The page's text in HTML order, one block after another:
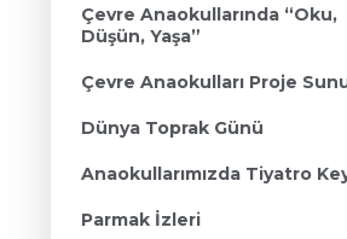
Çevre Anaokullarında “Oku,
Düşün, Yaşa”
Çevre Anaokulları Proje
Dünya Toprak Günü
Anaokullarımızda Tiyatro
Parmak İzleri